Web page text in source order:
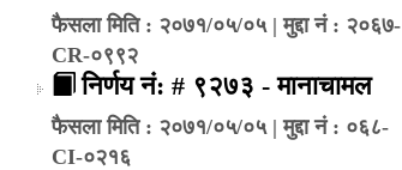
फैसला मिति : २०७१/०५/०५ | मुद्दा नं : २०६७-
CR-०९९२
निर्णय नं: # ९२७३ - मानाचामल
फैसला मिति : २०७१/०५/०५ | मुद्दा नं : ०६८-
CI-०२१६